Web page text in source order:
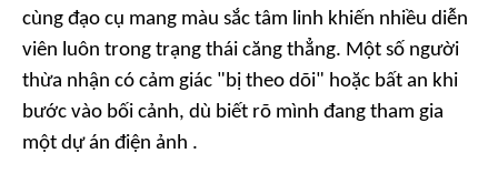
cùng đạo cụ mang màu sắc tâm linh khiến nhiều diễn
viên luôn trong trạng thái căng thẳng. Một số người
thừa nhận có cảm giác "bị theo dõi" hoặc bất an khi
bước vào bối cảnh, dù biết rõ mình đang tham gia
một dự án điện ảnh .